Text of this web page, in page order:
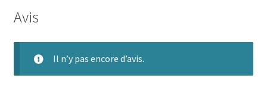
Avis
Il n’y pas encore d’avis.